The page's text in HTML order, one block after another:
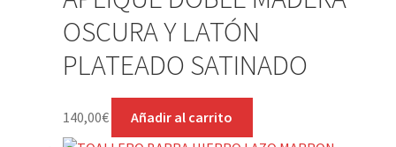
OSCURA Y LATÓN
PLATEADO SATINADO
140,00€ Añadir al carrito